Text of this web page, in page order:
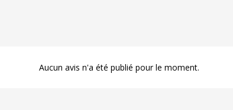
Aucun avis n'a été publié pour le moment.